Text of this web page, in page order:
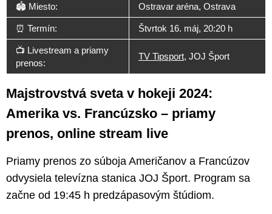
🏟️ Miesto: Ostravar aréna, Ostrava
⏰ Termín: Štvrtok 16. máj, 20:20 h
📺 Livestream a priamy
prenos:
TV Tipsport, JOJ Šport
Majstrovstvá sveta v hokeji 2024:
Amerika vs. Francúzsko – priamy
prenos, online stream live
Priamy prenos zo súboja Američanov a Francúzov
odvysiela televízna stanica JOJ Šport. Program sa
začne od 19:45 h predzápasovým štúdiom.